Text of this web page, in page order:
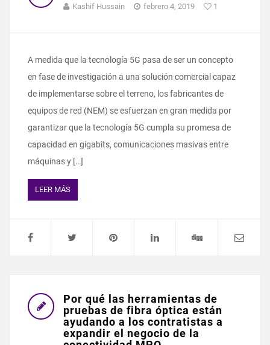
Kashif Hussain febrero 4, 2019 1
A medida que la tecnología 5G pasa de ser un concepto
en fase de investigación a una solución comercial capaz
de implementarse sobre el terreno, los fabricantes de
equipos de red (NEM) se esfuerzan en gran medida por
garantizar que la tecnología 5G cumpla su promesa de
capacidad en gigabits, comunicaciones masivas entre
máquinas y […]
LEER MÁS
Por qué las herramientas de
pruebas de fibra óptica están
ayudando a los contratistas a
expandir el negocio de la